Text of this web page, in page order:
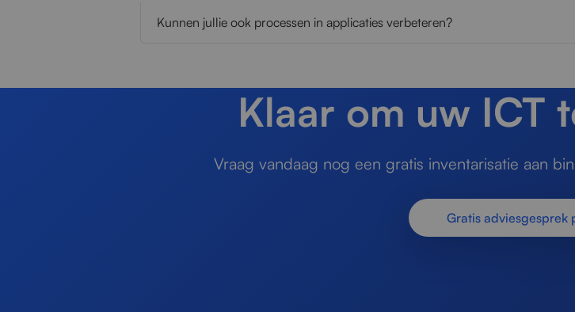
Kunnen jullie ook processen in applicaties verbeteren?
Klaar om uw ICT
Vraag vandaag nog een gratis inventarisatie aan
Gratis adviesgesprek